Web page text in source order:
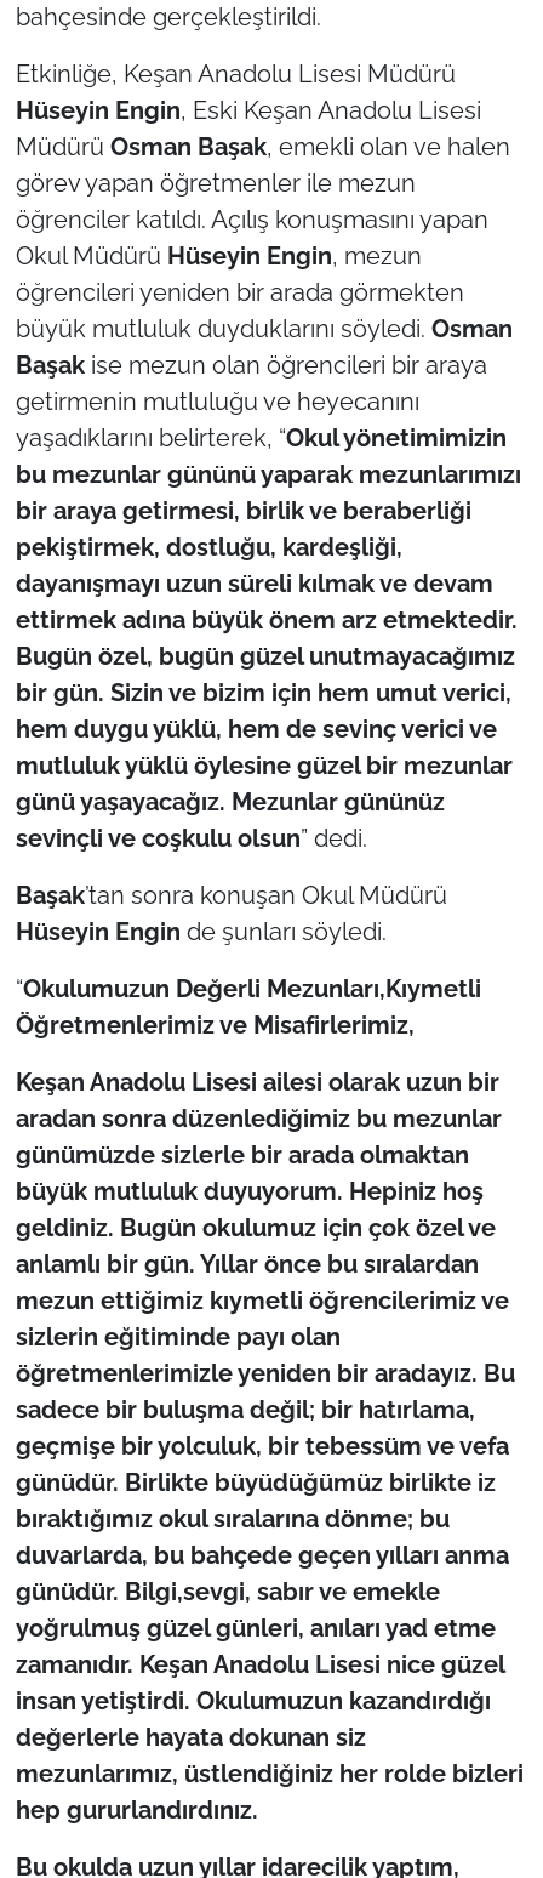
bahçesinde gerçekleştirildi.
Etkinliğe, Keşan Anadolu Lisesi Müdürü
Hüseyin Engin, Eski Keşan Anadolu Lisesi
Müdürü Osman Başak, emekli olan ve halen
görev yapan öğretmenler ile mezun
öğrenciler katıldı. Açılış konuşmasını yapan
Okul Müdürü Hüseyin Engin, mezun
öğrencileri yeniden bir arada görmekten
büyük mutluluk duyduklarını söyledi. Osman
Başakise mezun olan öğrencileri bir araya
getirmenin mutluluğu ve heyecanını
yaşadıklarını belirterek, “Okul yönetimimizin
bu mezunlar gününü yaparak mezunlarımızı
bir araya getirmesi, birlik ve beraberliği
pekiştirmek, dostluğu, kardeşliği,
dayanışmayı uzun süreli kılmak ve devam
ettirmek adına büyük önem arz etmektedir.
Bugün özel, bugün güzel unutmayacağımız
bir gün. Sizin ve bizim için hem umut verici,
hem duygu yüklü, hem de sevinç verici ve
mutluluk yüklü öylesine güzel bir mezunlar
günü yaşayacağız. Mezunlar gününüz
sevinçli ve coşkulu olsun” dedi.
Başak’tan sonra konuşan Okul Müdürü
Hüseyin Engin de şunları söyledi.
“Okulumuzun Değerli Mezunları,Kıymetli
Öğretmenlerimiz ve Misafirlerimiz,
Keşan Anadolu Lisesi ailesi olarak uzun bir
aradan sonra düzenlediğimiz bu mezunlar
günümüzde sizlerle bir arada olmaktan
büyük mutluluk duyuyorum. Hepiniz hoş
geldiniz. Bugün okulumuz için çok özel ve
anlamlı bir gün. Yıllar önce bu sıralardan
mezun ettiğimiz kıymetli öğrencilerimiz ve
sizlerin eğitiminde payı olan
öğretmenlerimizle yeniden bir aradayız. Bu
sadece bir buluşma değil; bir hatırlama,
geçmişe bir yolculuk, bir tebessüm ve vefa
günüdür. Birlikte büyüdüğümüz birlikte iz
bıraktığımız okul sıralarına dönme; bu
duvarlarda, bu bahçede geçen yılları anma
günüdür. Bilgi,sevgi, sabır ve emekle
yoğrulmuş güzel günleri, anıları yad etme
zamanıdır. Keşan Anadolu Lisesi nice güzel
insan yetiştirdi. Okulumuzun kazandırdığı
değerlerle hayata dokunan siz
mezunlarımız, üstlendiğiniz her rolde bizleri
hep gururlandırdınız.
Bu okulda uzun yıllar idarecilik yaptım,
TEKİRDAĞ
KIRKLARELİ
ÇANAKKALE
TÜRKİYE
Bölge
Güvenlik
Genel
Politika
Flaş Haber
Dış Haberler
Magazin
İş Dünyası
Bilim Teknoloji
English News
Canlı Maç
Genel-A
Gündem-Eğitim